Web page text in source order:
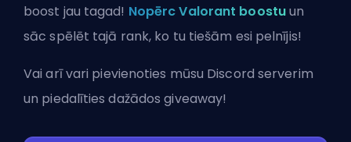
boost jau tagad! Nopērc Valorant boostuun
sāc spēlēt tajā rank, ko tu tiešām esi pelnījis!
Vai arī vari pievienoties mūsu Discord serverim
un piedalīties dažādos giveaway!